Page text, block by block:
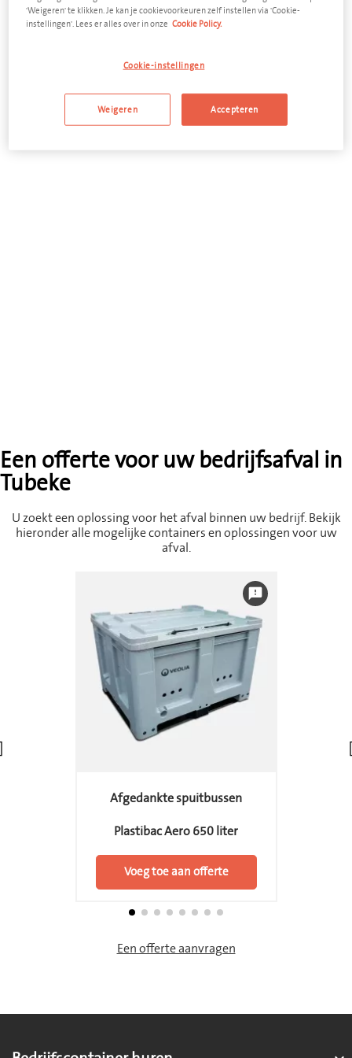
afvalstroom en elk volume leveren we u in een mum van tijd
de geschikte container.
Een offerte voor uw bedrijfsafval in
Tubeke
U zoekt een oplossing voor het afval binnen uw bedrijf. Bekijk
hieronder alle mogelijke containers en oplossingen voor uw
afval.
feedback
Afgedankte spuitbussen
Plastibac Aero 650 liter
Voeg toe aan offerte
Een offerte aanvragen
'Weigeren' te klikken. Je kan je cookievoorkeuren zelf instellen via 'Cookie-
instellingen'. Lees er alles over in onze Cookie Policy.
Cookie-instellingen
Weigeren Accepteren